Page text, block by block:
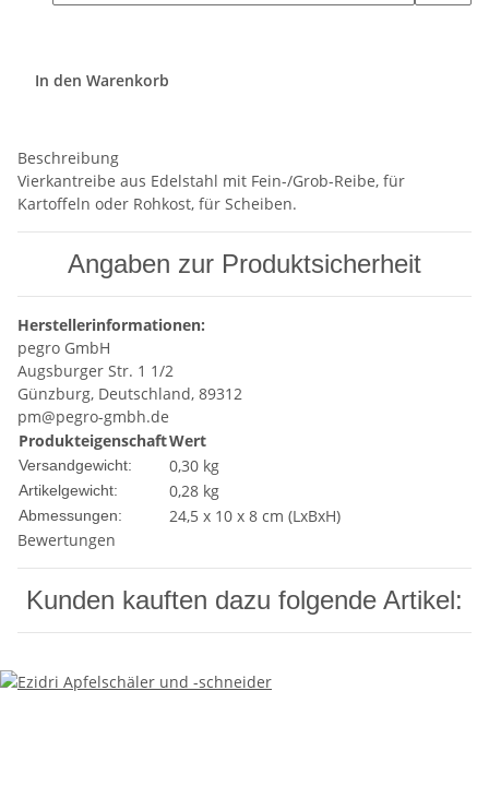
In den Warenkorb
Beschreibung
Vierkantreibe aus Edelstahl mit Fein-/Grob-Reibe, für
Kartoffeln oder Rohkost, für Scheiben.
Angaben zur Produktsicherheit
Herstellerinformationen:
pegro GmbH
Augsburger Str. 1 1/2
Günzburg, Deutschland, 89312
pm@pegro-gmbh.de
ProdukteigenschaftWert
Versandgewicht: 0,30 kg
Artikelgewicht: 0,28 kg
Abmessungen:
24,5 x 10 x 8 cm (LxBxH)
Bewertungen
Kunden kauften dazu folgende Artikel: